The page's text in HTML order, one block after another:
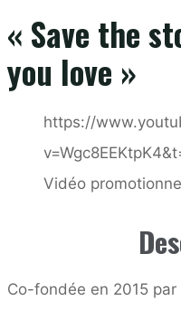
« Save the
you love »
https://
Vidéo
Co-fondée en 2015 par